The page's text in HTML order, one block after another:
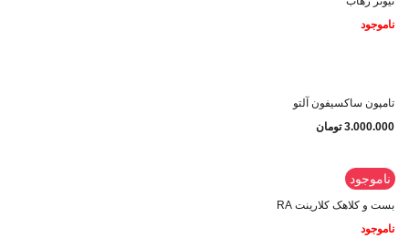
ناموجود
تامپون ساکسیفون آلتو
3.000.000 تومان
ناموجود
بست و کلاهک کلارینت RA
ناموجود